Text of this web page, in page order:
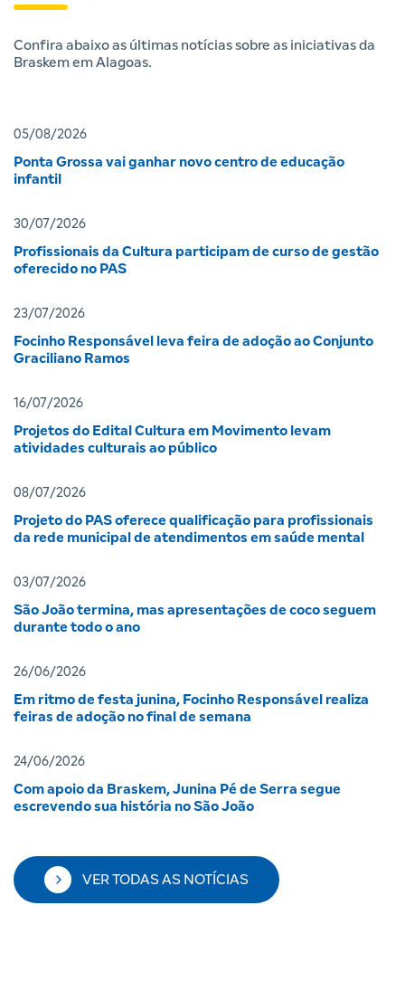
Confira abaixo as últimas notícias sobre as iniciativas da
Braskem em Alagoas.
05/08/2026
Ponta Grossa vai ganhar novo centro de educação
infantil
30/07/2026
Profissionais da Cultura participam de curso de gestão
oferecido no PAS
23/07/2026
Focinho Responsável leva feira de adoção ao Conjunto
Graciliano Ramos
16/07/2026
Projetos do Edital Cultura em Movimento levam
atividades culturais ao público
08/07/2026
Projeto do PAS oferece qualificação para profissionais
da rede municipal de atendimentos em saúde mental
03/07/2026
São João termina, mas apresentações de coco seguem
durante todo o ano
26/06/2026
Em ritmo de festa junina, Focinho Responsável realiza
feiras de adoção no final de semana
24/06/2026
Com apoio da Braskem, Junina Pé de Serra segue
escrevendo sua história no São João
VER TODAS AS NOTÍCIAS